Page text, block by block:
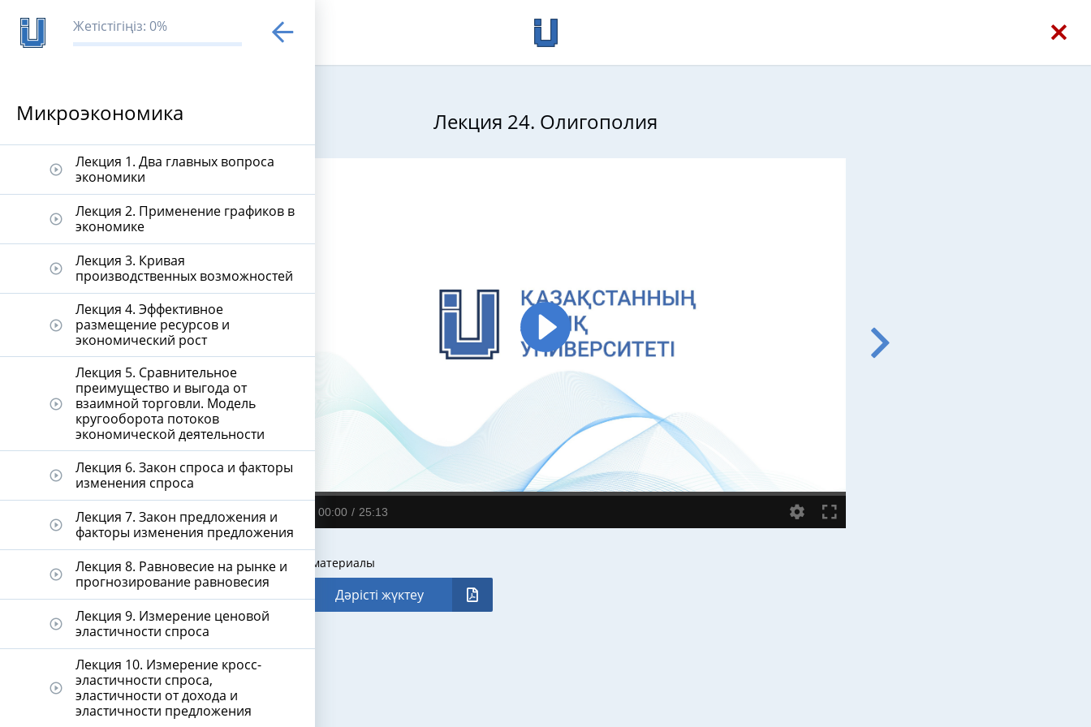
Жетістігіңіз: 0%
Микроэкономика
play_circle_outline
Лекция 1. Два главных вопроса
экономики
play_circle_outline
Лекция 2. Применение графиков в
экономике
play_circle_outline
Лекция 3. Кривая
производственных возможностей
play_circle_outline
Лекция 4. Эффективное
размещение ресурсов и
экономический рост
play_circle_outline
Лекция 5. Сравнительное
преимущество и выгода от
взаимной торговли. Модель
кругооборота потоков
экономической деятельности
play_circle_outline
Лекция 6. Закон спроса и факторы
изменения спроса
play_circle_outline
Лекция 7. Закон предложения и
факторы изменения предложения
play_circle_outline
Лекция 8. Равновесие на рынке и
прогнозирование равновесия
play_circle_outline
Лекция 9. Измерение ценовой
эластичности спроса
play_circle_outline
Лекция 10. Измерение кросс-
эластичности спроса,
эластичности от дохода и
эластичности предложения
Лекция 24. Олигополия
00:00 25:13
Видеодәріс материалы
Дәрісті жүктеу